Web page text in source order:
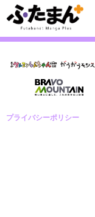
プライバシーポリシー